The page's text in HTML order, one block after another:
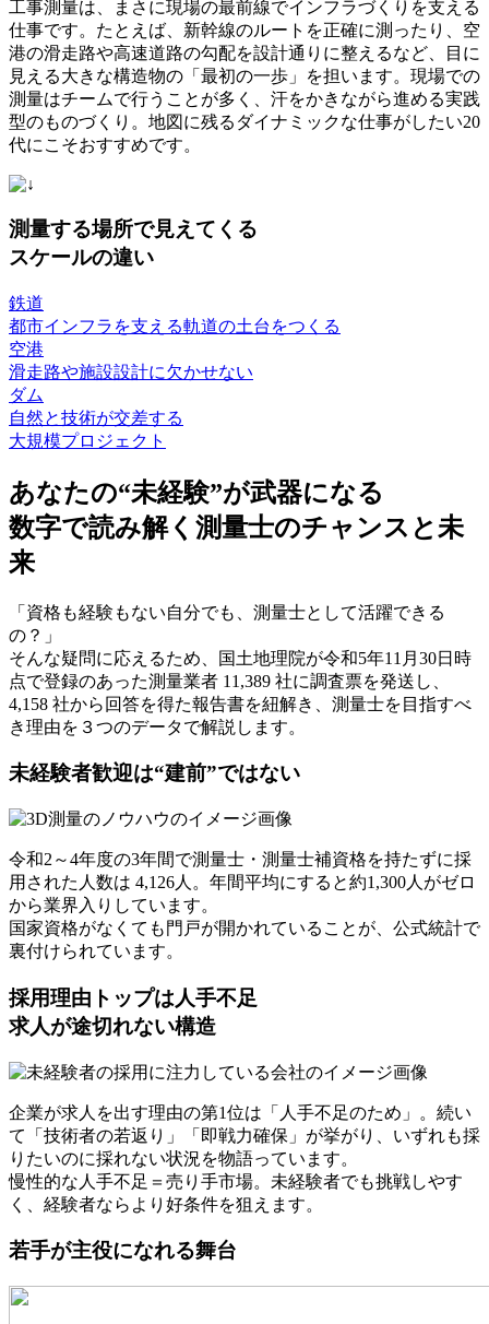
工事測量は、まさに現場の最前線でインフラづくりを支える
仕事です。たとえば、新幹線のルートを正確に測ったり、空
港の滑走路や高速道路の勾配を設計通りに整えるなど、目に
見える大きな構造物の「最初の一歩」を担います。現場での
測量はチームで行うことが多く、汗をかきながら進める実践
型のものづくり。地図に残るダイナミックな仕事がしたい20
代にこそおすすめです。
測量する場所で見えてくる
スケールの違い
鉄道
都市インフラを支える軌道の土台をつくる
空港
滑走路や施設設計に欠かせない
ダム
自然と技術が交差する
大規模プロジェクト
あなたの“未経験”が武器になる
数字で読み解く 測量士のチャンスと未
来
「資格も経験もない自分でも、測量士として活躍できる
の？」
そんな疑問に応えるため、国土地理院が令和5年11月30日時
点で登録のあった測量業者 11,389 社に調査票を発送し、
4,158 社から回答を得た報告書を紐解き、測量士を目指すべ
き理由を３つのデータで解説します。
未経験者歓迎は“建前”ではない
令和2～4年度の3年間で測量士・測量士補資格を持たずに採
用された人数は 4,126人。 年間平均にすると約1,300人がゼロ
から業界入り しています。
国家資格がなくても 門戸が開かれている ことが、公式統計で
裏付けられています。
採用理由トップは人手不足
求人が途切れない構造
企業が求人を出す理由の第1位は 「人手不足のため」
。続い
て
「技術者の若返り」「即戦力確保」 が挙がり、いずれも採
りたいのに採れない状況を物語っています。
慢性的な人手不足＝売り手市場。未経験者でも挑戦しやす
く、経験者ならより好条件を狙えます。
若手が主役になれる舞台